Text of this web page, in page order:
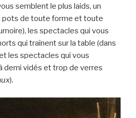
semblent le plus laids, un
pots de toute forme et toute
les spectacles qui vous
qui traînent sur la table (dans
les spectacles qui vous
vidés et trop de verres
).